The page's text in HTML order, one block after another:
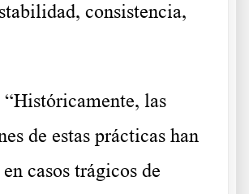
consistencia,
“Históricamente, las
de estas prácticas han
casos trágicos de